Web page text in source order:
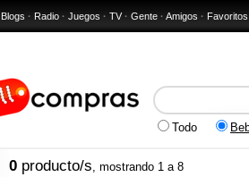
Blogs · Radio · Juegos · TV · Gente · Amigos · Favoritos
Todo
0 producto/s, mostrando 1 a 8